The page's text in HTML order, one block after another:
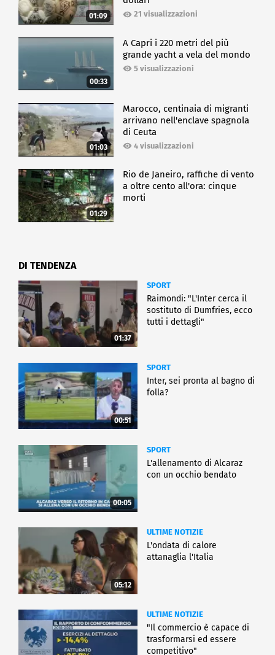
01:09 21 visualizzazioni
00:33
A Capri i 220 metri del più
grande yacht a vela del mondo
5 visualizzazioni
01:03
Marocco, centinaia di migranti
arrivano nell'enclave spagnola
di Ceuta
4 visualizzazioni
01:29
Rio de Janeiro, raffiche di vento
a oltre cento all'ora: cinque
morti
DI TENDENZA
01:37
SPORT
Raimondi: "L'Inter cerca il
sostituto di Dumfries, ecco
tutti i dettagli"
00:51
SPORT
Inter, sei pronta al bagno di
folla?
00:05
SPORT
L'allenamento di Alcaraz
con un occhio bendato
05:12
ULTIME NOTIZIE
L'ondata di calore
attanaglia l'Italia
ULTIME NOTIZIE
"Il commercio è capace di
trasformarsi ed essere
competitivo"